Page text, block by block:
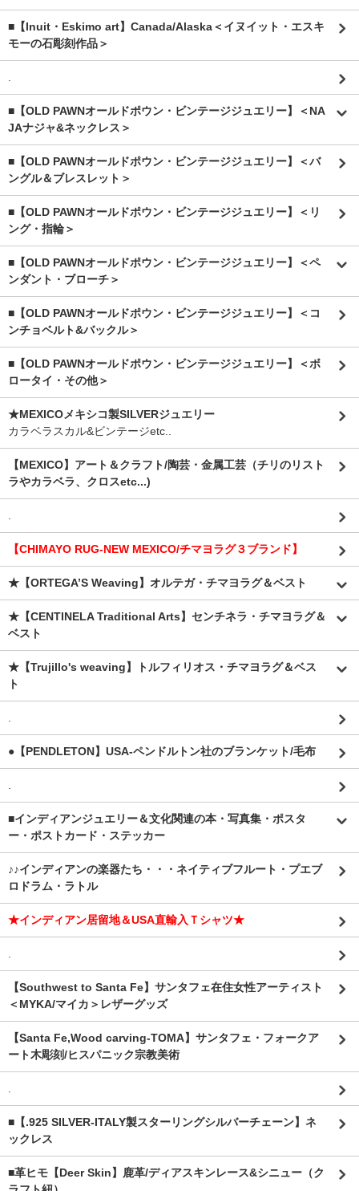
■【Inuit・Eskimo art】Canada/Alaska＜イヌイット・エスキ
モーの石彫刻作品＞
■【OLD PAWNオールドポウン・ビンテージジュエリー】＜NA
JAナジャ&ネックレス＞
■【OLD PAWNオールドポウン・ビンテージジュエリー】＜バ
ングル＆ブレスレット＞
■【OLD PAWNオールドポウン・ビンテージジュエリー】＜リ
ング・指輪＞
■【OLD PAWNオールドポウン・ビンテージジュエリー】＜ペ
ンダント・ブローチ＞
■【OLD PAWNオールドポウン・ビンテージジュエリー】＜コ
ンチョベルト&バックル＞
■【OLD PAWNオールドポウン・ビンテージジュエリー】＜ボ
ロータイ・その他＞
★MEXICOメキシコ製SILVERジュエリー
カラベラスカル&ビンテージetc..
【MEXICO】アート＆クラフト/陶芸・金属工芸（チリのリスト
ラやカラベラ、クロスetc...)
【CHIMAYO RUG-NEW MEXICO/チマヨラグ３ブランド】
★【ORTEGA’S Weaving】オルテガ・チマヨラグ＆ベスト
★【CENTINELA Traditional Arts】センチネラ・チマヨラグ＆
ベスト
★【Trujillo's weaving】トルフィリオス・チマヨラグ＆ベス
ト
●【PENDLETON】USA-ペンドルトン社のブランケット/毛布
■インディアンジュエリー＆文化関連の本・写真集・ポスタ
ー・ポストカード・ステッカー
♪♪インディアンの楽器たち・・・ネイティブフルート・プエブ
ロドラム・ラトル
★インディアン居留地＆USA直輸入Ｔシャツ★
【Southwest to Santa Fe】サンタフェ在住女性アーティスト
＜MYKA/マイカ＞レザーグッズ
【Santa Fe,Wood carving-TOMA】サンタフェ・フォークア
ート木彫刻/ヒスパニック宗教美術
■【.925 SILVER-ITALY製スターリングシルバーチェーン】ネ
ックレス
■革ヒモ【Deer Skin】鹿革/ディアスキンレース&シニュー（ク